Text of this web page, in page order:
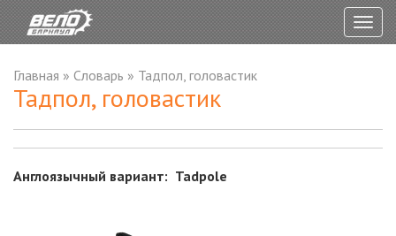
Главная » Словарь » Тадпол, головастик
Тадпол, головастик
Англоязычный вариант: Tadpole